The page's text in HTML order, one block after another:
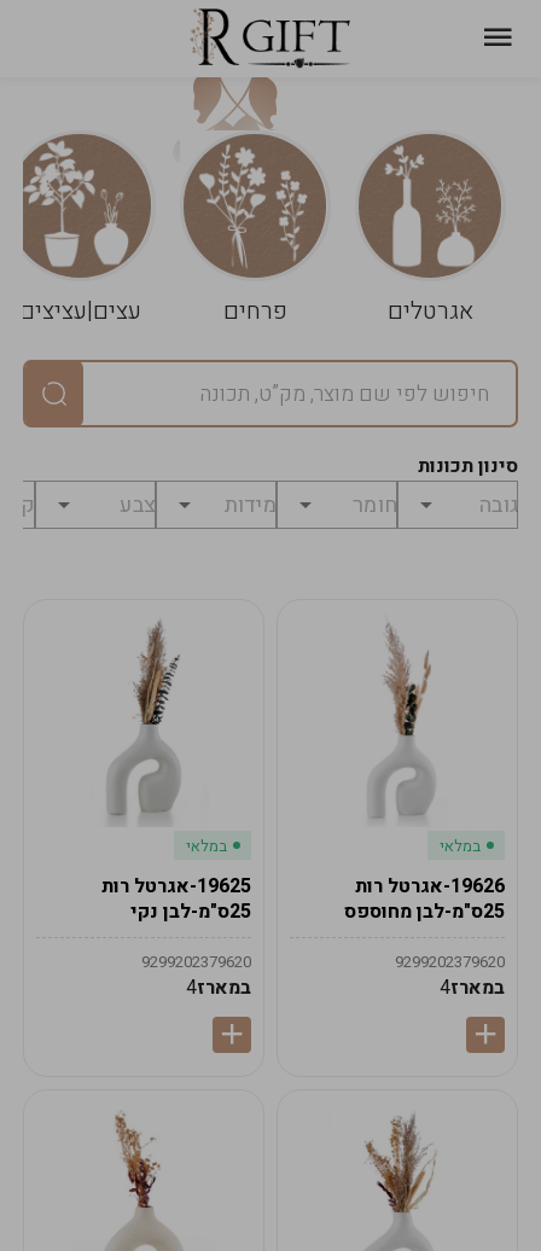
אגרטלים פרחים עצים|עציצים
סינון תכונות
במלאי
19626-אגרטל רות
25ס"מ-לבן מחוספס
9299202379620
במארז4
במלאי
19625-אגרטל רות
25ס"מ-לבן נקי
9299202379620
במארז4
עגלת
שלך
ניקוי
הסל
במארז
מחיר
לפני
₪0
לתשלום